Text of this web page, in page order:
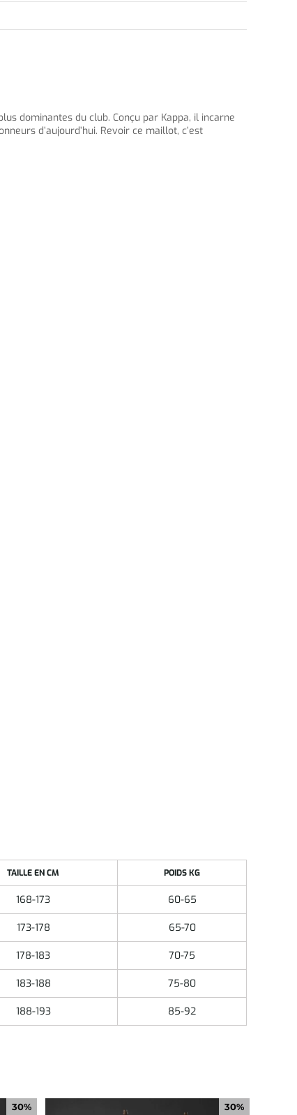
dominantes du club. Conçu par Kappa, il incarne
d’aujourd’hui. Revoir ce maillot, c’est
TAILLE EN CM POIDS KG
168-173 60-65
173-178 65-70
178-183 70-75
183-188 75-80
188-193 85-92
30% 30%